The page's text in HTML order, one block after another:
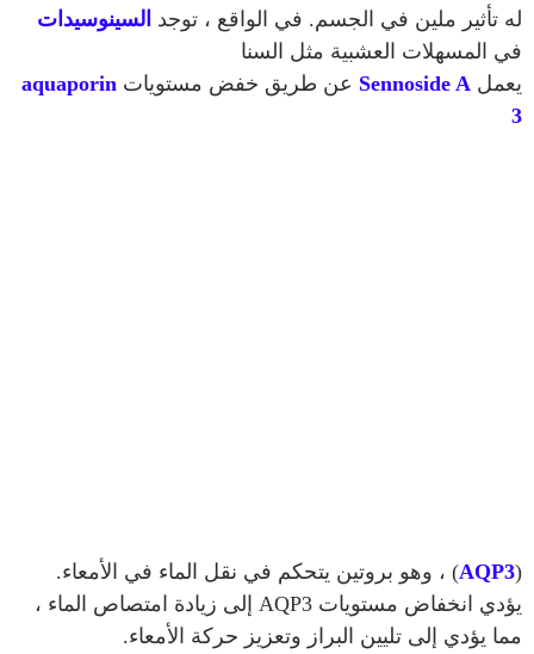
له تأثير ملين في الجسم. في الواقع ، توجد السينوسيدات
في المسهلات العشبية مثل السنا
يعمل Sennoside A عن طريق خفض مستويات aquaporin
3
(
AQP3) ، وهو بروتين يتحكم في نقل الماء في الأمعاء.
يؤدي انخفاض مستويات AQP3 إلى زيادة امتصاص الماء ،
مما يؤدي إلى تليين البراز وتعزيز حركة الأمعاء.